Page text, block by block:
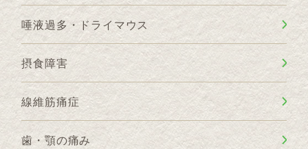
唾液過多・ドライマウス
摂食障害
線維筋痛症
歯・顎の痛み